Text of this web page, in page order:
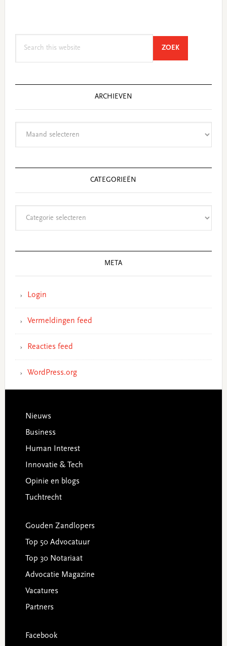
ZOEKSEARCH
ARCHIEVEN
CATEGORIEËN
META
Login
Vermeldingen feed
Reacties feed
WordPress.org
Footer
Nieuws
Business
Human Interest
Innovatie & Tech
Opinie en blogs
Tuchtrecht
Gouden Zandlopers
Top 50 Advocatuur
Top 30 Notariaat
Advocatie Magazine
Vacatures
Partners
Facebook